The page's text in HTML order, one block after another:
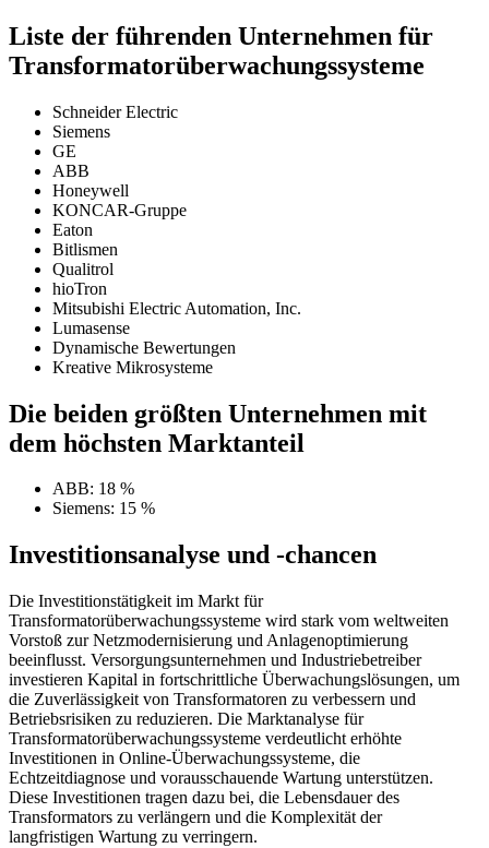
Liste der führenden Unternehmen für
Transformatorüberwachungssysteme
Schneider Electric
Siemens
GE
ABB
Honeywell
KONCAR-Gruppe
Eaton
Bitlismen
Qualitrol
hioTron
Mitsubishi Electric Automation, Inc.
Lumasense
Dynamische Bewertungen
Kreative Mikrosysteme
Die beiden größten Unternehmen mit
dem höchsten Marktanteil
ABB: 18 %
Siemens: 15 %
Investitionsanalyse und -chancen
Die Investitionstätigkeit im Markt für
Transformatorüberwachungssysteme wird stark vom weltweiten
Vorstoß zur Netzmodernisierung und Anlagenoptimierung
beeinflusst. Versorgungsunternehmen und Industriebetreiber
investieren Kapital in fortschrittliche Überwachungslösungen, um
die Zuverlässigkeit von Transformatoren zu verbessern und
Betriebsrisiken zu reduzieren. Die Marktanalyse für
Transformatorüberwachungssysteme verdeutlicht erhöhte
Investitionen in Online-Überwachungssysteme, die
Echtzeitdiagnose und vorausschauende Wartung unterstützen.
Diese Investitionen tragen dazu bei, die Lebensdauer des
Transformators zu verlängern und die Komplexität der
langfristigen Wartung zu verringern.